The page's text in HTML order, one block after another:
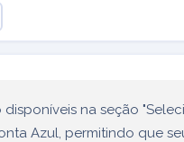
na seção
Azul, permitindo que